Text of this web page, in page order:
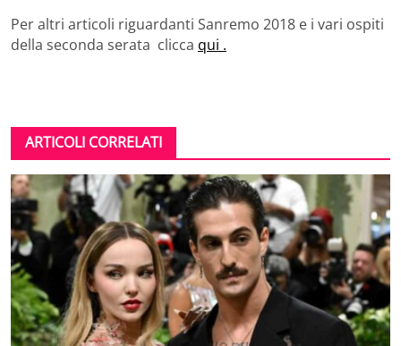
Per altri articoli riguardanti Sanremo 2018 e i vari ospiti
della seconda serata clicca qui .
ARTICOLI CORRELATI